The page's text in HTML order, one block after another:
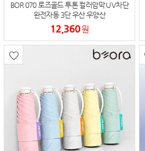
BOR 070 로즈골드 투톤 컬러암막 UV차단
완전자동 3단 우산 우양산
12,360원